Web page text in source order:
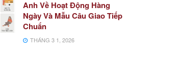
Anh Về Hoạt Động Hàng
Ngày Và Mẫu Câu Giao Tiếp
Chuẩn
THÁNG 3 1, 2026